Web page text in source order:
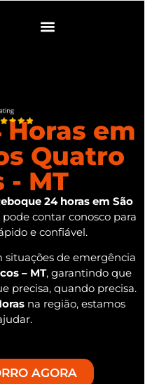
Horas em
Quatro
- MT
24 horas em São
pode contar conosco para
e confiável.
situações de emergência
– MT, garantindo que
precisa, quando precisa.
na região, estamos
AGORA